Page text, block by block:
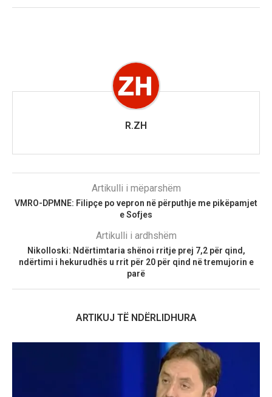
R.ZH
Artikulli i mëparshëm
VMRO-DPMNE: Filipçe po vepron në përputhje me pikëpamjet
e Sofjes
Artikulli i ardhshëm
Nikolloski: Ndërtimtaria shënoi rritje prej 7,2 për qind,
ndërtimi i hekurudhës u rrit për 20 për qind në tremujorin e
parë
ARTIKUJ TË NDËRLIDHURA